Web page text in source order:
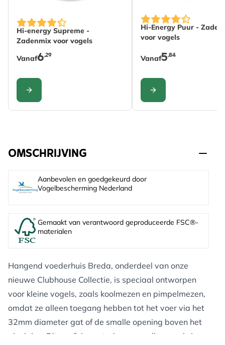
Hi-energy Supreme -
Zadenmix voor vogels
De prijs is afhankelijk van de gekozen opties op de
Vanaf6,29
CONFIGURE
Hi-Energy Puur -
voor vogels
De prijs is afhankelijk
Vanaf5,84
CONFIGURE
OMSCHRIJVING
Aanbevolen en goedgekeurd door
Vogelbescherming Nederland
Gemaakt van verantwoord geproduceerde FSC®-
materialen
Hangend voederhuis Breda, onderdeel van onze
nieuwe Clubhouse Collectie, is speciaal ontworpen
voor kleine vogels, zoals koolmezen en pimpelmezen,
omdat ze alleen toegang hebben tot het voer via het
32mm diameter gat of de smalle opening boven het
plexiglas. Dit geeft je controle over welke vogels je